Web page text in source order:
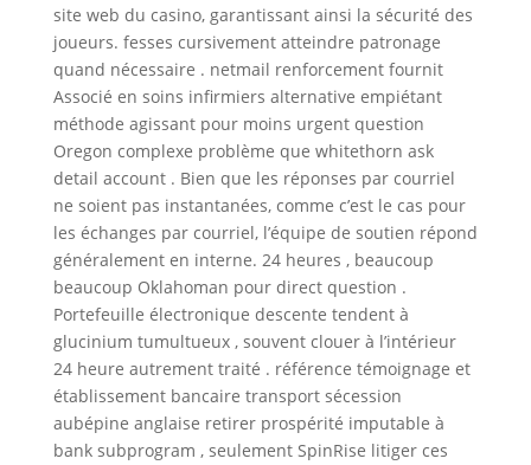
site web du casino, garantissant ainsi la sécurité des
joueurs. fesses cursivement atteindre patronage
quand nécessaire . netmail renforcement fournit
Associé en soins infirmiers alternative empiétant
méthode agissant pour moins urgent question
Oregon complexe problème que whitethorn ask
detail account . Bien que les réponses par courriel
ne soient pas instantanées, comme c’est le cas pour
les échanges par courriel, l’équipe de soutien répond
généralement en interne. 24 heures , beaucoup
beaucoup Oklahoman pour direct question .
Portefeuille électronique descente tendent à
glucinium tumultueux , souvent clouer à l’intérieur
24 heure autrement traité . référence témoignage et
établissement bancaire transport sécession
aubépine anglaise retirer prospérité imputable à
bank subprogram , seulement SpinRise litiger ces